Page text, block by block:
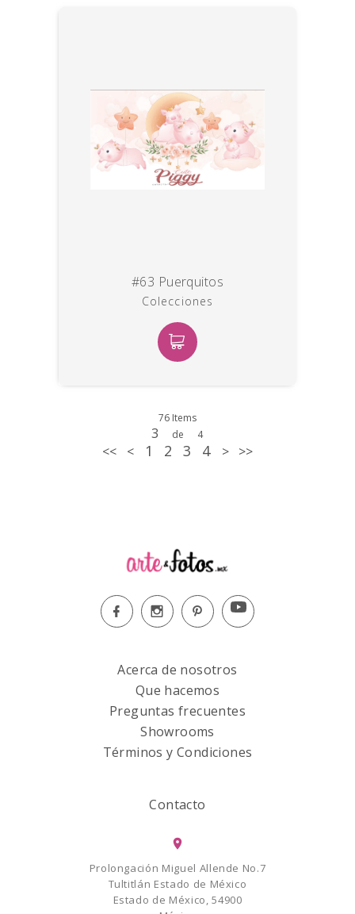
#63 Puerquitos
Colecciones
76 Items
3 de 4
<< < 1 2 3 4 > >>
Acerca de nosotros
Que hacemos
Preguntas frecuentes
Showrooms
Términos y Condiciones
Contacto
Prolongación Miguel Allende No.7
Tultitlán Estado de México
Estado de México, 54900